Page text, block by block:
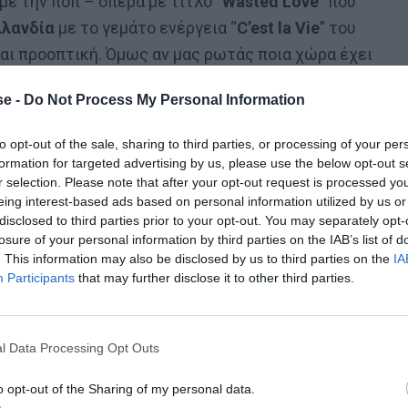
- Do Not Process My Personal Information
opt-out of the sale, sharing to third parties, or processing of your
for targeted advertising by us, please use the below opt-out
selection. Please note that after your opt-out request is processed
interest-based ads based on personal information utilized by us
to third parties prior to your opt-out. You may separately
of your personal information by third parties on the IAB’s list of
This information may also be disclosed by us to third parties on the
Participants that may further disclose it to other third parties.
Data Processing Opt Outs
opt-out of the Sharing of my personal data.
με το γεμάτο ενέργεια “C’est la Vie” του
προοπτική. Όμως αν μας ρωτάς ποια χώρα έχει
κατακτήσει την πρωτιά παρότι αυτή τη στιγμή
όρος αποδόσεων), η απάντησή μας θα ήταν η εξής
καλό τραγούδι: Το “Maman” τηςLouane. Και λέξη να
κάθε λέξη, για ένα κομμάτι που σε κάνει χίλια
απευθύνεται στη νεκρή μητέρα της, της λέει
που της άφησε η απώλεια και στο φινάλε, της
οικουμενικό. Και η ερμηνεία της
σε έναν διαγωνισμό όπως η Eurovision.